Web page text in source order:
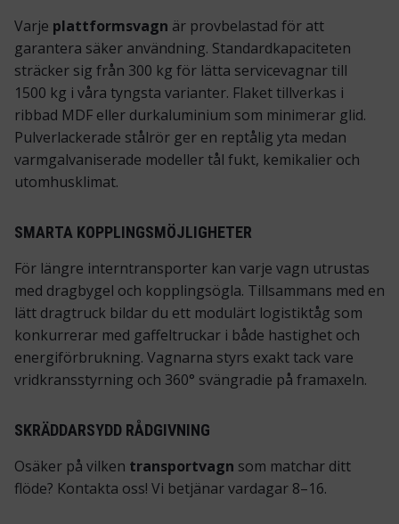
Varje plattformsvagn är provbelastad för att
garantera säker användning. Standardkapaciteten
sträcker sig från 300 kg för lätta servicevagnar till
1500 kg i våra tyngsta varianter. Flaket tillverkas i
ribbad MDF eller durkaluminium som minimerar glid.
Pulverlackerade stålrör ger en reptålig yta medan
varmgalvaniserade modeller tål fukt, kemikalier och
utomhusklimat.
SMARTA KOPPLINGSMÖJLIGHETER
För längre interntransporter kan varje vagn utrustas
med dragbygel och kopplingsögla. Tillsammans med en
lätt dragtruck bildar du ett modulärt logistiktåg som
konkurrerar med gaffeltruckar i både hastighet och
energiförbrukning. Vagnarna styrs exakt tack vare
vridkransstyrning och 360° svängradie på framaxeln.
SKRÄDDARSYDD RÅDGIVNING
Osäker på vilken transportvagn som matchar ditt
flöde? Kontakta oss! Vi betjänar vardagar 8–16.